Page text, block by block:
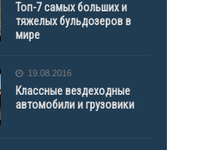
Топ-7 самых больших и
тяжелых бульдозеров в
мире
19.08.2016
Классные вездеходные
автомобили и грузовики